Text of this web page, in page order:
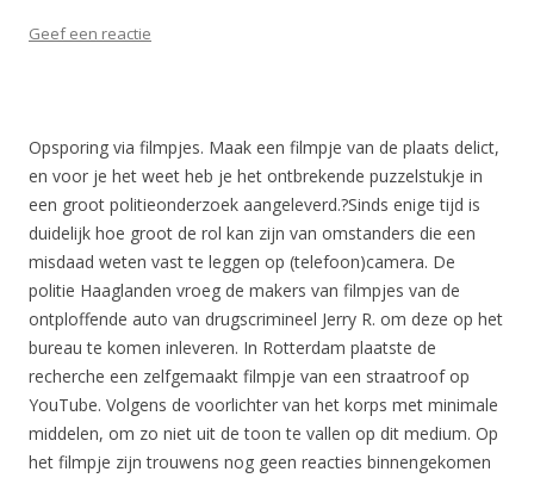
Geef een reactie
Opsporing via filmpjes. Maak een filmpje van de plaats delict,
en voor je het weet heb je het ontbrekende puzzelstukje in
een groot politieonderzoek aangeleverd.?Sinds enige tijd is
duidelijk hoe groot de rol kan zijn van omstanders die een
misdaad weten vast te leggen op (telefoon)camera. De
politie Haaglanden vroeg de makers van filmpjes van de
ontploffende auto van drugscrimineel Jerry R. om deze op het
bureau te komen inleveren. In Rotterdam plaatste de
recherche een zelfgemaakt filmpje van een straatroof op
YouTube. Volgens de voorlichter van het korps met minimale
middelen, om zo niet uit de toon te vallen op dit medium. Op
het filmpje zijn trouwens nog geen reacties binnengekomen